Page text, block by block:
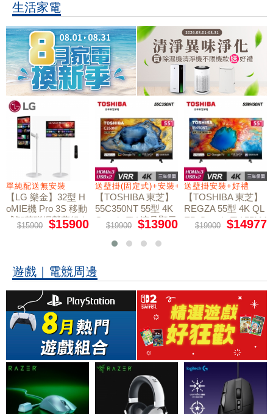
生活家電
禮
單純配送無安裝
【LG 樂金】32型 H
oMIE機 Pro 3S 移動
式智慧聯網螢幕組｜
單純配送
$15900 $15900
送壁掛(固定式)+安裝+好禮贈
【TOSHIBA 東芝】
55C350NT 55型 4K
Google TV 液晶顯示
器｜含壁掛(固定式)
+安裝
$19900 $13900
送壁掛安裝+好禮
【TOSHIBA 東芝】
REGZA 55型 4K QL
ED Google TV 55M4
50NT液晶顯示器｜
$19900 $14977
遊戲｜電競周邊